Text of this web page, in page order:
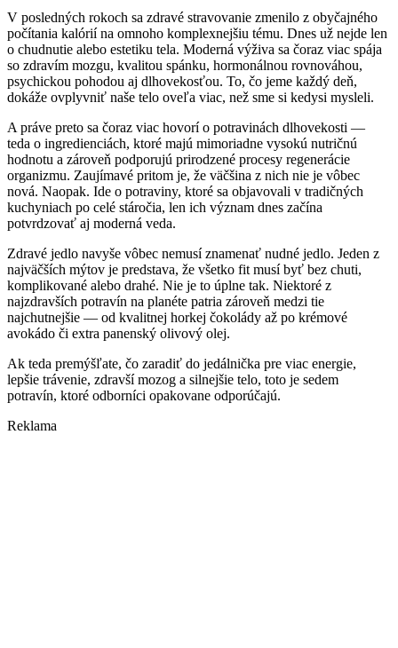
V posledných rokoch sa zdravé stravovanie zmenilo z obyčajného
počítania kalórií na omnoho komplexnejšiu tému. Dnes už nejde len
o chudnutie alebo estetiku tela. Moderná výživa sa čoraz viac spája
so zdravím mozgu, kvalitou spánku, hormonálnou rovnováhou,
psychickou pohodou aj dlhovekosťou. To, čo jeme každý deň,
dokáže ovplyvniť naše telo oveľa viac, než sme si kedysi mysleli.
A práve preto sa čoraz viac hovorí o potravinách dlhovekosti —
teda o ingredienciách, ktoré majú mimoriadne vysokú nutričnú
hodnotu a zároveň podporujú prirodzené procesy regenerácie
organizmu. Zaujímavé pritom je, že väčšina z nich nie je vôbec
nová. Naopak. Ide o potraviny, ktoré sa objavovali v tradičných
kuchyniach po celé stáročia, len ich význam dnes začína
potvrdzovať aj moderná veda.
Zdravé jedlo navyše vôbec nemusí znamenať nudné jedlo. Jeden z
najväčších mýtov je predstava, že všetko fit musí byť bez chuti,
komplikované alebo drahé. Nie je to úplne tak. Niektoré z
najzdravších potravín na planéte patria zároveň medzi tie
najchutnejšie — od kvalitnej horkej čokolády až po krémové
avokádo či extra panenský olivový olej.
Ak teda premýšľate, čo zaradiť do jedálnička pre viac energie,
lepšie trávenie, zdravší mozog a silnejšie telo, toto je sedem
potravín, ktoré odborníci opakovane odporúčajú.
Reklama